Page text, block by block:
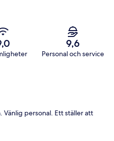
9,6
Personal och service
Vänlig personal. Ett ställer att